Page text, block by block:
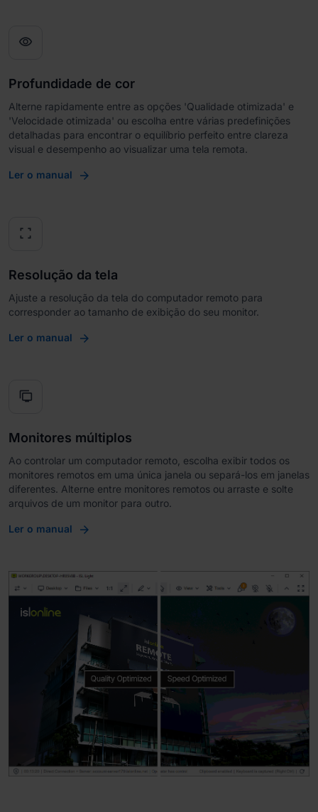
visibility
Profundidade de cor
Alterne rapidamente entre as opções 'Qualidade otimizada' e
'Velocidade otimizada' ou escolha entre várias predefinições
detalhadas para encontrar o equilíbrio perfeito entre clareza
visual e desempenho ao visualizar uma tela remota.
Ler o manual
fullscreen
Resolução da tela
Ajuste a resolução da tela do computador remoto para
corresponder ao tamanho de exibição do seu monitor.
Ler o manual
tv_displays
Monitores múltiplos
Ao controlar um computador remoto, escolha exibir todos os
monitores remotos em uma única janela ou separá-los em janelas
diferentes. Alterne entre monitores remotos ou arraste e solte
arquivos de um monitor para outro.
Ler o manual